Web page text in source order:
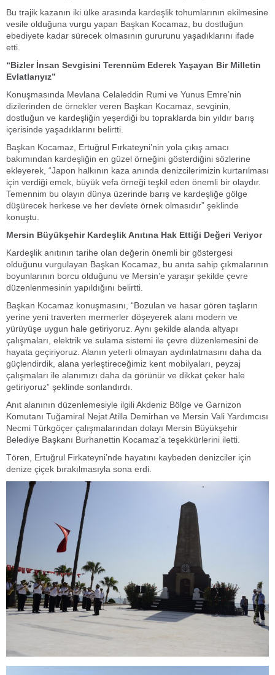
Bu trajik kazanın iki ülke arasında kardeşlik tohumlarının ekilmesine
vesile olduğuna vurgu yapan Başkan Kocamaz, bu dostluğun
ebediyete kadar sürecek olmasının gururunu yaşadıklarını ifade
etti.
“Bizler İnsan Sevgisini Terennüm Ederek Yaşayan Bir Milletin
Evlatlarıyız”
Konuşmasında Mevlana Celaleddin Rumi ve Yunus Emre’nin
dizilerinden de örnekler veren Başkan Kocamaz, sevginin,
dostluğun ve kardeşliğin yeşerdiği bu topraklarda bin yıldır barış
içerisinde yaşadıklarını belirtti.
Başkan Kocamaz, Ertuğrul Fırkateyni’nin yola çıkış amacı
bakımından kardeşliğin en güzel örneğini gösterdiğini sözlerine
ekleyerek, “Japon halkının kaza anında denizcilerimizin kurtarılması
için verdiği emek, büyük vefa örneği teşkil eden önemli bir olaydır.
Temennim bu olayın dünya üzerinde barış ve kardeşliğe gölge
düşürecek herkese ve her devlete örnek olmasıdır” şeklinde
konuştu.
Mersin Büyükşehir Kardeşlik Anıtına Hak Ettiği Değeri Veriyor
Kardeşlik anıtının tarihe olan değerin önemli bir göstergesi
olduğunu vurgulayan Başkan Kocamaz, bu anıta sahip çıkmalarının
boyunlarının borcu olduğunu ve Mersin’e yaraşır şekilde çevre
düzenlenmesinin yapıldığını belirtti.
Başkan Kocamaz konuşmasını, “Bozulan ve hasar gören taşların
yerine yeni traverten mermerler döşeyerek alanı modern ve
yürüyüşe uygun hale getiriyoruz. Aynı şekilde alanda altyapı
çalışmaları, elektrik ve sulama sistemi ile çevre düzenlemesini de
hayata geçiriyoruz. Alanın yeterli olmayan aydınlatmasını daha da
güçlendirdik, alana yerleştireceğimiz kent mobilyaları, peyzaj
çalışmaları ile alanımızı daha da görünür ve dikkat çeker hale
getiriyoruz” şeklinde sonlandırdı.
Anıt alanının düzenlemesiyle ilgili Akdeniz Bölge ve Garnizon
Komutanı Tuğamiral Nejat Atilla Demirhan ve Mersin Vali Yardımcısı
Necmi Türkgöçer çalışmalarından dolayı Mersin Büyükşehir
Belediye Başkanı Burhanettin Kocamaz’a teşekkürlerini iletti.
Tören, Ertuğrul Firkateyni’nde hayatını kaybeden denizciler için
denize çiçek bırakılmasıyla sona erdi.